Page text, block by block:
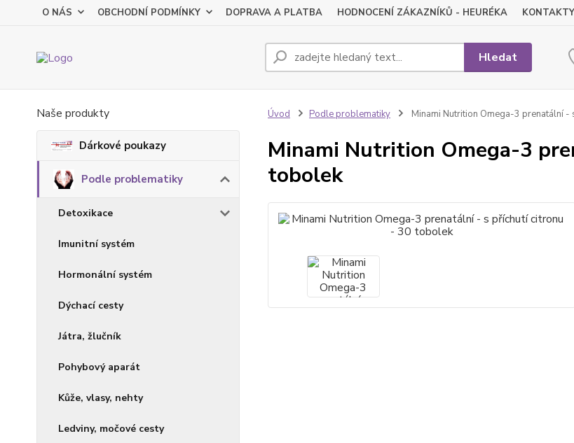
O NÁS OBCHODNÍ PODMÍNKY DOPRAVA A PLATBA HODNOCENÍ ZÁKAZNÍKŮ - HEURÉKA KONTAKTY
Hledat
Naše produkty
Dárkové poukazy
Podle problematiky
Detoxikace
Imunitní systém
Hormonální systém
Dýchací cesty
Játra, žlučník
Pohybový aparát
Kůže, vlasy, nehty
Ledviny, močové cesty
Úvod Podle problematiky Minami Nutrition Omega-3 prenatální
Minami Nutrition Omega-3
tobolek